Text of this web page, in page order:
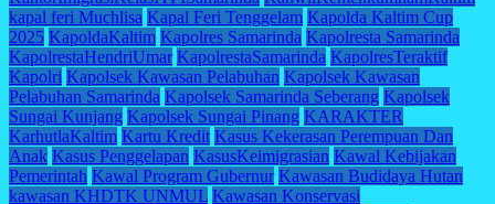
kapal feri Muchlisa Kapal Feri Tenggelam Kapolda Kaltim Cup
2025 KapoldaKaltim Kapolres Samarinda Kapolresta Samarinda
KapolrestaHendriUmar KapolrestaSamarinda KapolresTeraktif
Kapolri Kapolsek Kawasan Pelabuhan Kapolsek Kawasan
Pelabuhan Samarinda Kapolsek Samarinda Seberang Kapolsek
Sungai Kunjang Kapolsek Sungai Pinang KARAKTER
KarhutlaKaltim Kartu Kredit Kasus Kekerasan Perempuan Dan
Anak Kasus Penggelapan KasusKeimigrasian Kawal Kebijakan
Pemerintah Kawal Program Gubernur Kawasan Budidaya Hutan
kawasan KHDTK UNMUL Kawasan Konservasi